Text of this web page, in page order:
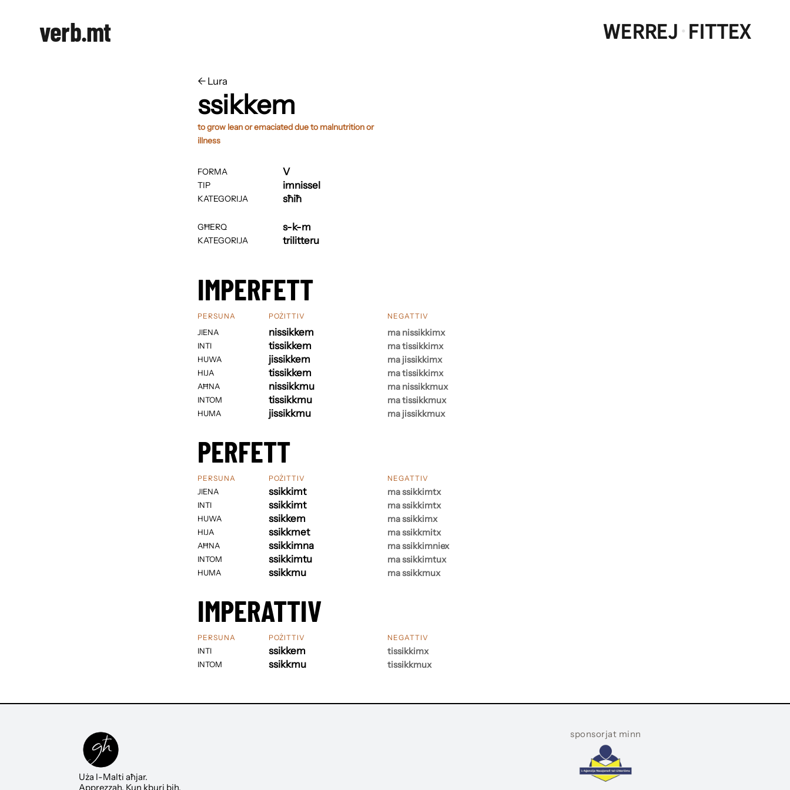
verb.mt WERREJ·FITTEX
← ​​Lura
ssikkem
to grow lean or emaciated due to malnutrition or
illness
FORMA
TIP
KATEGORIJA
GĦERQ
KATEGORIJA
V
imnissel
sħiħ
s-k-m
trilitteru
IMPERFETT
PERSUNA
JIENA
INTI
HUWA
HIJA
AĦNA
INTOM
HUMA
POŻITTIV
nissikkem
tissikkem
jissikkem
tissikkem
nissikkmu
tissikkmu
jissikkmu
NEGATTIV
ma nissikkimx
ma tissikkimx
ma jissikkimx
ma tissikkimx
ma nissikkmux
ma tissikkmux
ma jissikkmux
PERFETT
PERSUNA
JIENA
INTI
HUWA
HIJA
AĦNA
INTOM
HUMA
POŻITTIV
ssikkimt
ssikkimt
ssikkem
ssikkmet
ssikkimna
ssikkimtu
ssikkmu
NEGATTIV
ma ssikkimtx
ma ssikkimtx
ma ssikkimx
ma ssikkmitx
ma ssikkimniex
ma ssikkimtux
ma ssikkmux
IMPERATTIV
PERSUNA
INTI
INTOM
POŻITTIV
ssikkem
ssikkmu
NEGATTIV
tissikkimx
tissikkmux
Uża l-Malti aħjar.
Apprezzah. Kun kburi bih.
sponsorjat minn